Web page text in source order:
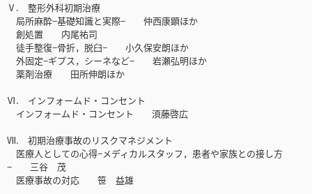
Ⅴ. 整形外科初期治療
局所麻酔−基礎知識と実際− 仲西康顕ほか
創処置 内尾祐司
徒手整復−骨折，脱臼− 小久保安朗ほか
外固定−ギプス，シーネなど− 岩瀬弘明ほか
薬剤治療 田所伸朗ほか
Ⅵ. インフォームド・コンセント
インフォームド・コンセント 湏藤啓広
Ⅶ. 初期治療事故のリスクマネジメント
医療人としての心得−メディカルスタッフ，患者や家族との接し方
− 三谷 茂
医療事故の対応 笹 益雄